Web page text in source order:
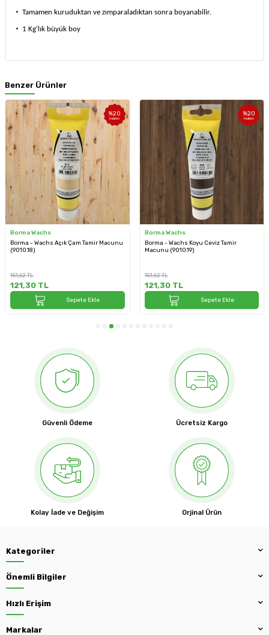
· Tamamen kuruduktan ve zımparaladıktan sonra boyanabilir.
· 1 Kg'lık büyük boy
Benzer Ürünler
%20
İndirim
Borma Wachs
Borma - Wachs Açık Çam Tamir Macunu
(9010.18)
151,62TL
121,30 TL
Sepete Ekle
%20
İndirim
Borma Wachs
Borma - Wachs Koyu Ceviz Tamir
Macunu (9010.19)
151,62TL
121,30TL
Sepete Ekle
Güvenli Ödeme Ücretsiz Kargo
Kolay İade ve Değişim Orjinal Ürün
Kategoriler
Önemli Bilgiler
Hızlı Erişim
Markalar